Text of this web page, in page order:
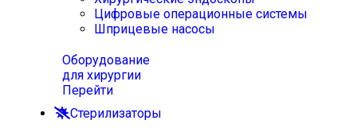
Цифровые операционные системы
Шприцевые насосы
Оборудование
для хирургии
Перейти
Стерилизаторы